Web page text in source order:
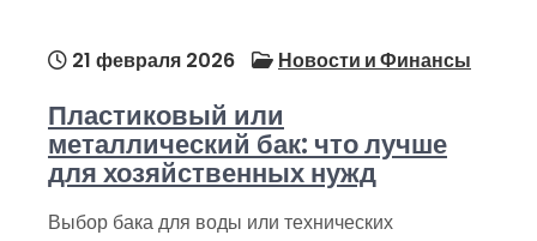
21 февраля 2026 Новости и Финансы
Пластиковый или
металлический бак: что лучше
для хозяйственных нужд
Выбор бака для воды или технических